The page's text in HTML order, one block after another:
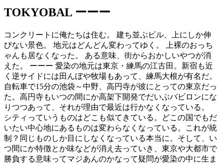
TOKYOBAL ーーー
コンクリートに俺たちは住む。 建ち並ぶビル、上にしか伸
びない景色。 地元はどんどん変わってゆく。 上裸のおっち
ゃんも居なくなった。 ある意味、街からおかしいやつが消
えた。 ーーー 愛染の地元は東京・練馬の江古田。 新宿も近
く逆サイドには田んぼや牧場もあって、 練馬大根が有名だ。
自転車で15分の池袋～中野、 高円寺が彼にとっての東京だっ
た。 高円寺もいつの間にか高架下開発でだいぶバビロンにな
りつつあって、それが理由で最近は行かなくなっている。
シティっていうものはどこも似てきている。
どこの国でもだ
いたい中心地にあるものは変わらなくなっている。
これが統
制？同じものしか目にしなくなっている本当に。そして、 い
つ間にか特徴とか味などが消え去っていき、 東京や大都市で
勝負する意味ってマジあんのかなって疑問が愛染の中に生ま